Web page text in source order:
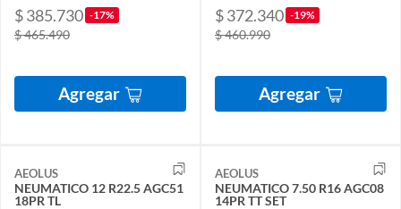
$ 385.730 -17%
$ 465.490
Agregar
$ 372.340 -19%
$ 460.990
Agregar
AEOLUS
NEUMATICO 12 R22.5 AGC51
18PR TL
AEOLUS
NEUMATICO 7.50 R16 AGC08
14PR TT SET